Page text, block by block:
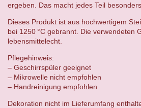
ergeben. Das macht jedes Teil
Dieses Produkt ist aus hochwertigem
bei 1250 °C gebrannt. Die verwendeten
lebensmittelecht.
Pflegehinweis:
– Geschirrspüler geeignet
– Mikrowelle nicht empfohlen
– Handreinigung empfohlen
Dekoration nicht im Lieferumfang